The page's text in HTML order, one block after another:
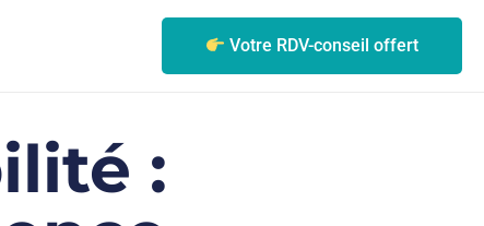
Votre RDV-conseil offert
: